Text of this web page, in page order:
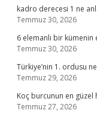
kadro derecesi 1 ne
Temmuz 30, 2026
6 elemanlı bir kümenin
Temmuz 30, 2026
Türkiye’nin 1. ordusu
Temmuz 29, 2026
Koç burcunun en güzel
Temmuz 27, 2026